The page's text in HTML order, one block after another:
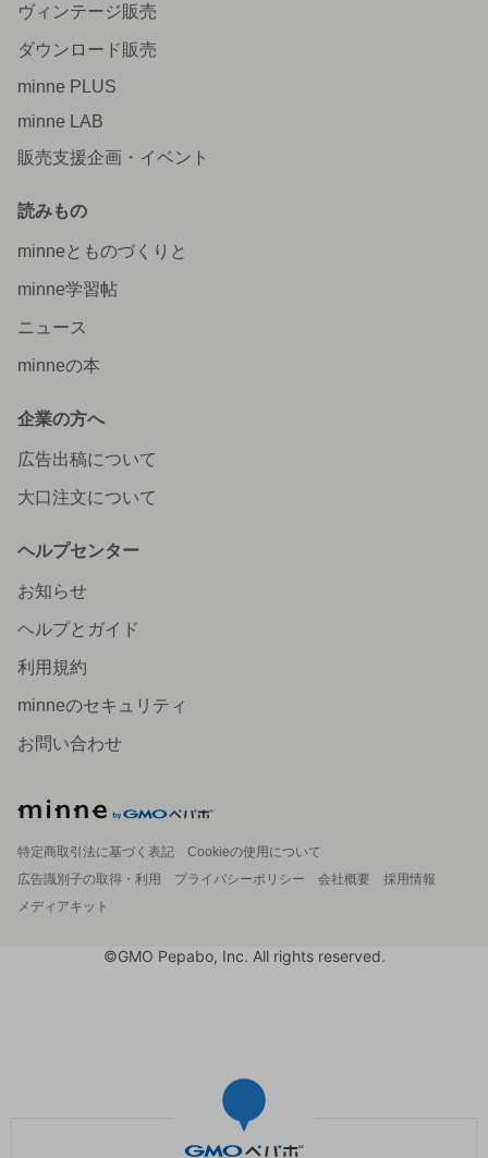
ヴィンテージ販売
ダウンロード販売
minne PLUS
minne LAB
販売支援企画・イベント
読みもの
minneとものづくりと
minne学習帖
ニュース
minneの本
企業の方へ
広告出稿について
大口注文について
ヘルプセンター
お知らせ
ヘルプとガイド
利用規約
minneのセキュリティ
お問い合わせ
特定商取引法に基づく表記
Cookieの使用について
広告識別子の取得・利用
プライバシーポリシー 会社概要
採用情報
メディアキット
©GMO Pepabo, Inc. All rights reserved.